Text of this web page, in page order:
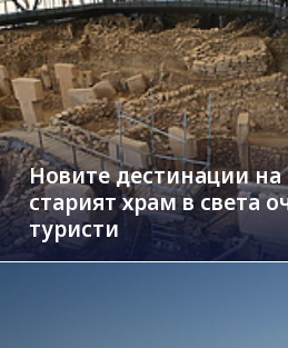
Новите дестинации
старият храм в света
туристи